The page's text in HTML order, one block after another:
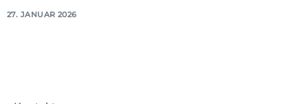
27. JANUAR 2026